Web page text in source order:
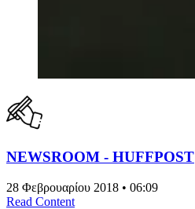
NEWSROOM - HUFFPOST
28 Φεβρουαρίου 2018 • 06:09
Read Content